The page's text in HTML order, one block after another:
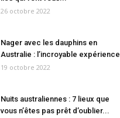
26 octobre 2022
Nager avec les dauphins en
Australie : l’incroyable expérience
19 octobre 2022
Nuits australiennes : 7 lieux que
vous n’êtes pas prêt d’oublier...